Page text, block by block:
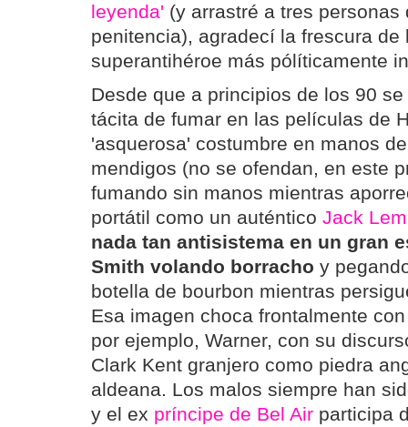
leyenda' (y arrastré a tres personas
penitencia), agradecí la frescura de
superantihéroe más pólíticamente
Desde que a principios de los 90
tácita de fumar en las películas de
'asquerosa' costumbre en manos
mendigos (no se ofendan, en este
fumando sin manos mientras
portátil como un auténtico Jack
nada tan antisistema en un gran
Smith volando borracho y
botella de bourbon mientras
Esa imagen choca frontalmente
por ejemplo, Warner, con su
Clark Kent granjero como piedra
aldeana. Los malos siempre han
y el ex príncipe de Bel Air participa